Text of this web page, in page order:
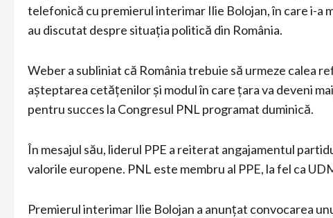
telefonică cu premierul interimar Ilie Bolojan, în care i-
au discutat despre situația politică din România.
Weber a subliniat că România trebuie să urmeze calea
așteptarea cetățenilor și modul în care țara va deveni
pentru succes la Congresul PNL programat duminică.
În mesajul său, liderul PPE a reiterat angajamentul
valorile europene. PNL este membru al PPE, la fel ca
Premierul interimar Ilie Bolojan a anunțat convocarea